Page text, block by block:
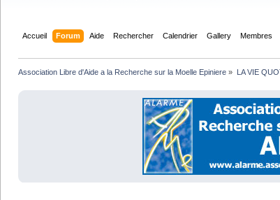
Accueil Forum Aide Rechercher Calendrier Gallery Membres
Association Libre d'Aide a la Recherche sur la Moelle Epiniere » LA VIE